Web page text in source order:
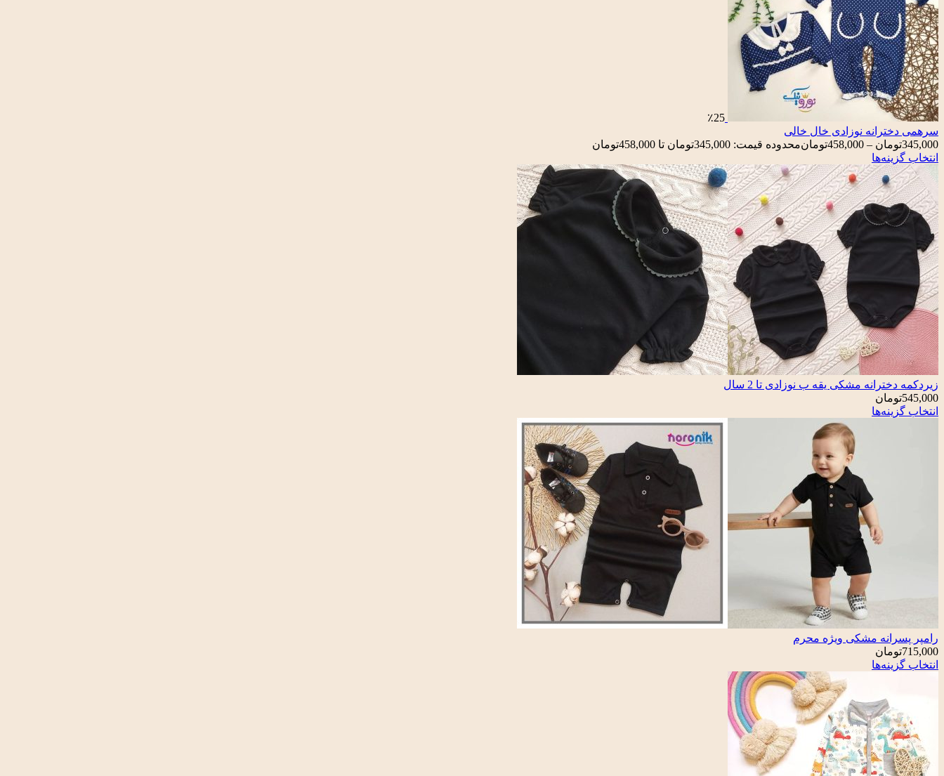
٪25
سرهمی دخترانه نوزادی خال خالی
345,000تومان –
458,000تومانمحدوده قیمت: 345,000تومان تا 458,000تومان
انتخاب گزینه‌ها
زیردکمه دخترانه مشکی یقه ب نوزادی تا 2 سال
545,000تومان
انتخاب گزینه‌ها
رامپر پسرانه مشکی ویژه محرم
715,000تومان
انتخاب گزینه‌ها